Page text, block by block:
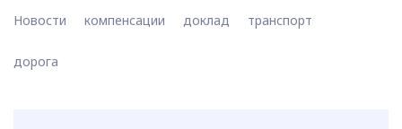
Новости компенсации доклад транспорт
дорога